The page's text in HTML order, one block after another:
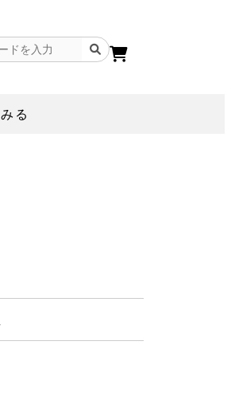
る